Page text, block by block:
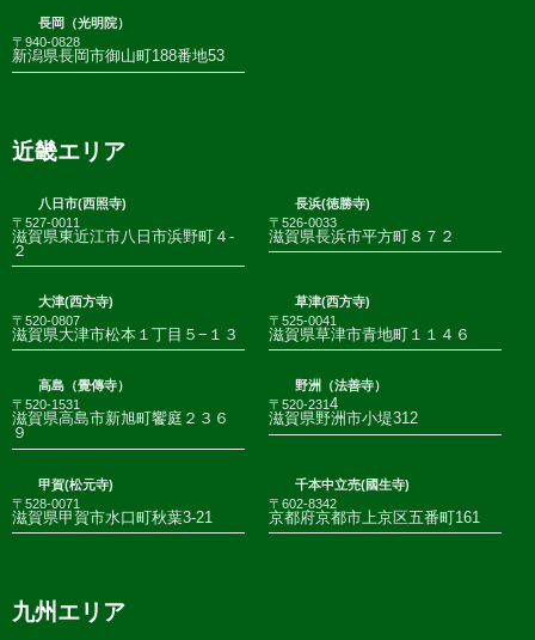
長岡（光明院）
〒940-0828
新潟県長岡市御山町188番地53
近畿エリア
八日市(西照寺)
〒527-0011
滋賀県東近江市八日市浜野町４-
２
長浜(徳勝寺)
〒526-0033
滋賀県長浜市平方町８７２
大津(西方寺)
〒520-0807
滋賀県大津市松本１丁目５−１３
草津(西方寺)
〒525-0041
滋賀県草津市青地町１１４６
高島（覺傳寺）
〒520-1531
滋賀県高島市新旭町饗庭２３６
９
野洲（法善寺）
〒520-231 4
滋賀県野洲市小堤312
甲賀(松元寺)
〒528-0071
滋賀県甲賀市水口町秋葉3-21
千本中立売(國生寺)
〒602-8342
京都府京都市上京区五番町161
九州エリア